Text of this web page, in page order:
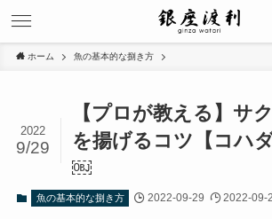
ホーム 魚の基本的な捌き方
【プロが教える】サ
を揚げるコツ【コハ
￼
2022
9/29
魚の基本的な捌き方 2022-09-29 2022-09-